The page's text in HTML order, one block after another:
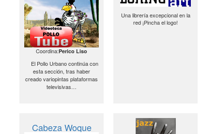
Coordina:Perico Liso
El Pollo Urbano continúa con
esta sección, tras haber
creado variopintas plataformas
televisivas…
Una librería excepcional en la
red ¡Pincha el logo!
Cabeza Woque